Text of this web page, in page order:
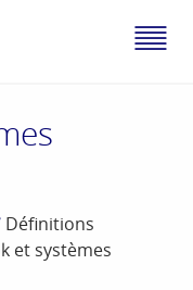
Définitions
et systèmes